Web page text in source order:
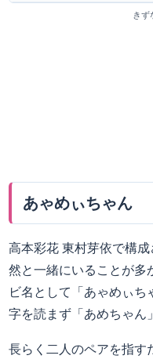
きず
あゃめぃちゃん
高本彩花 東村芽依で構
然と一緒にいることが多
ビ名として「あゃめぃ
字を読まず「あめちゃん
長らく二人のペアを指す